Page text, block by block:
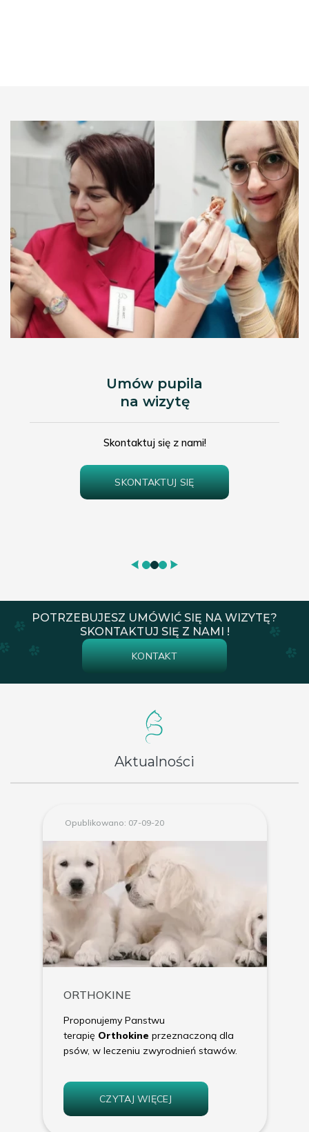
Umów pupila
na wizytę
Skontaktuj się z nami!
SKONTAKTUJ SIĘ
POTRZEBUJESZ UMÓWIĆ SIĘ NA WIZYTĘ?
SKONTAKTUJ SIĘ Z NAMI !
KONTAKT
Aktualności
Opublikowano: 07-09-20
ORTHOKINE
Proponujemy Panstwu
terapię Orthokine przeznaczoną dla
psów, w leczeniu zwyrodnień stawów.
CZYTAJ WIĘCEJ